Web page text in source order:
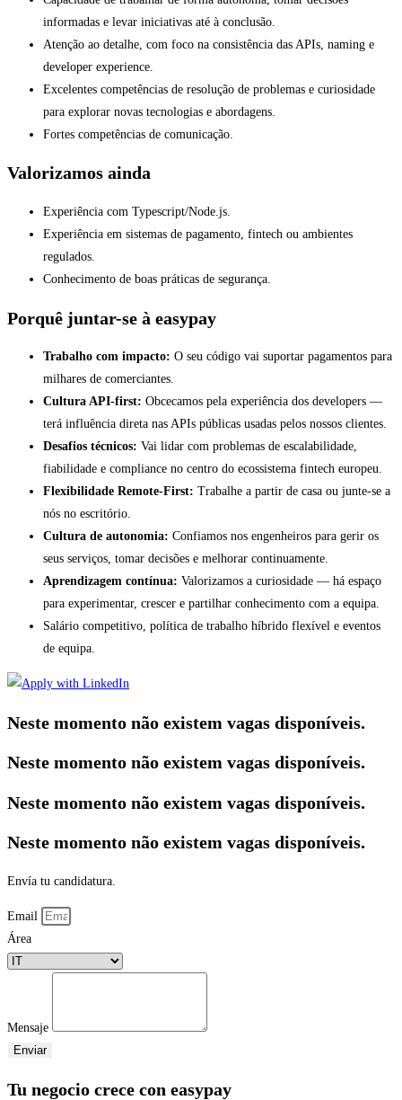
informadas e levar iniciativas até à conclusão.
Atenção ao detalhe, com foco na consistência das APIs, naming e
developer experience.
Excelentes competências de resolução de problemas e curiosidade
para explorar novas tecnologias e abordagens.
Fortes competências de comunicação.
Valorizamos ainda
Experiência com Typescript/Node.js.
Experiência em sistemas de pagamento, fintech ou ambientes
regulados.
Conhecimento de boas práticas de segurança.
Porquê juntar-se à easypay
Trabalho com impacto: O seu código vai suportar pagamentos para
milhares de comerciantes.
Cultura API-first: Obcecamos pela experiência dos developers —
terá influência direta nas APIs públicas usadas pelos nossos clientes.
Desafios técnicos: Vai lidar com problemas de escalabilidade,
fiabilidade e compliance no centro do ecossistema fintech europeu.
Flexibilidade Remote-First: Trabalhe a partir de casa ou junte-se a
nós no escritório.
Cultura de autonomia: Confiamos nos engenheiros para gerir os
seus serviços, tomar decisões e melhorar continuamente.
Aprendizagem contínua: Valorizamos a curiosidade — há espaço
para experimentar, crescer e partilhar conhecimento com a equipa.
Salário competitivo, política de trabalho híbrido flexível e eventos
de equipa.
Neste momento não existem vagas disponíveis.
Neste momento não existem vagas disponíveis.
Neste momento não existem vagas disponíveis.
Neste momento não existem vagas disponíveis.
Envía tu candidatura.
Email
Área
Mensaje
Enviar
Tu negocio crece con easypay